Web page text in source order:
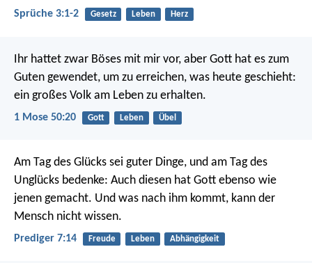
Sprüche 3:1-2 Gesetz Leben Herz
Ihr hattet zwar Böses mit mir vor, aber Gott hat es zum
Guten gewendet, um zu erreichen, was heute geschieht:
ein großes Volk am Leben zu erhalten.
1 Mose 50:20 Gott Leben Übel
Am Tag des Glücks sei guter Dinge, und am Tag des
Unglücks bedenke: Auch diesen hat Gott ebenso wie
jenen gemacht. Und was nach ihm kommt, kann der
Mensch nicht wissen.
Prediger 7:14 Freude Leben Abhängigkeit